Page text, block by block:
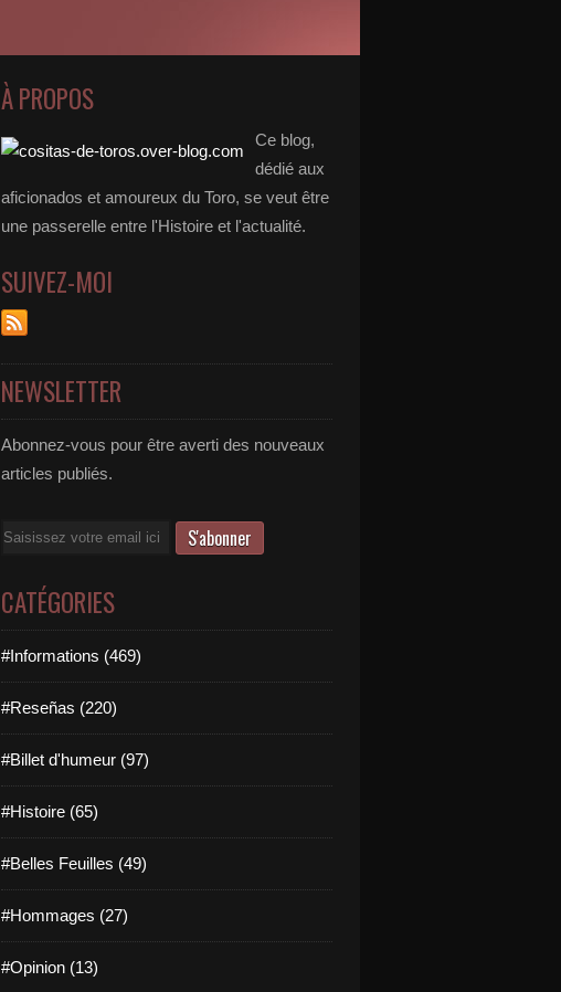
À PROPOS
Ce blog,
dédié aux
aficionados et amoureux du Toro, se veut être
une passerelle entre l'Histoire et l'actualité.
SUIVEZ-MOI
NEWSLETTER
Abonnez-vous pour être averti des nouveaux
articles publiés.
Email
CATÉGORIES
#Informations (469)
#Reseñas (220)
#Billet d'humeur (97)
#Histoire (65)
#Belles Feuilles (49)
#Hommages (27)
#Opinion (13)